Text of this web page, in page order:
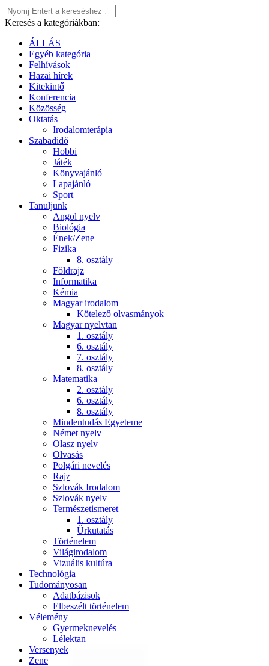
Keresés a kategóriákban:
ÁLLÁS
Egyéb kategória
Felhívások
Hazai hírek
Kitekintő
Konferencia
Közösség
Oktatás
Irodalomterápia
Szabadidő
Hobbi
Játék
Könyvajánló
Lapajánló
Sport
Tanuljunk
Angol nyelv
Biológia
Ének/Zene
Fizika
8. osztály
Földrajz
Informatika
Kémia
Magyar irodalom
Kötelező olvasmányok
Magyar nyelvtan
1. osztály
6. osztály
7. osztály
8. osztály
Matematika
2. osztály
6. osztály
8. osztály
Mindentudás Egyeteme
Német nyelv
Olasz nyelv
Olvasás
Polgári nevelés
Rajz
Szlovák Irodalom
Szlovák nyelv
Természetismeret
1. osztály
Űrkutatás
Történelem
Világirodalom
Vizuális kultúra
Technológia
Tudományosan
Adatbázisok
Elbeszélt történelem
Vélemény
Gyermeknevelés
Lélektan
Versenyek
Zene